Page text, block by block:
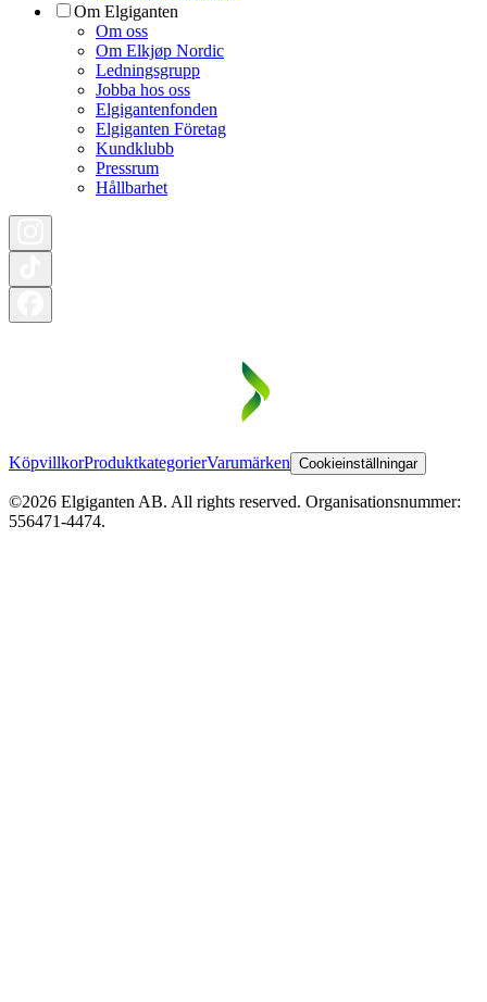
Om Elgiganten
Om oss
Om Elkjøp Nordic
Ledningsgrupp
Jobba hos oss
Elgigantenfonden
Elgiganten Företag
Kundklubb
Pressrum
Hållbarhet
KöpvillkorProduktkategorierVarumärken Cookieinställningar
©2026 Elgiganten AB. All rights reserved. Organisationsnummer:
556471-4474.